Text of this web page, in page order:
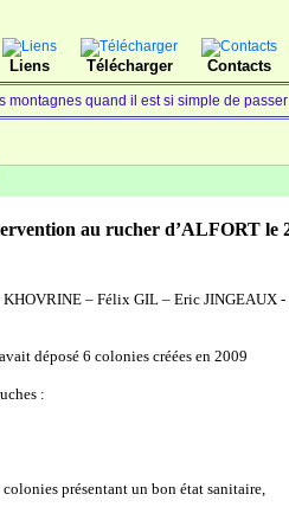
Liens Télécharger Contacts
montagnes quand il est si simple de
au rucher d’ALFORT le
– Félix GIL – Eric JINGEAUX
déposé 6 colonies créées en 2009
:
colonies présentant un bon état sanitaire,